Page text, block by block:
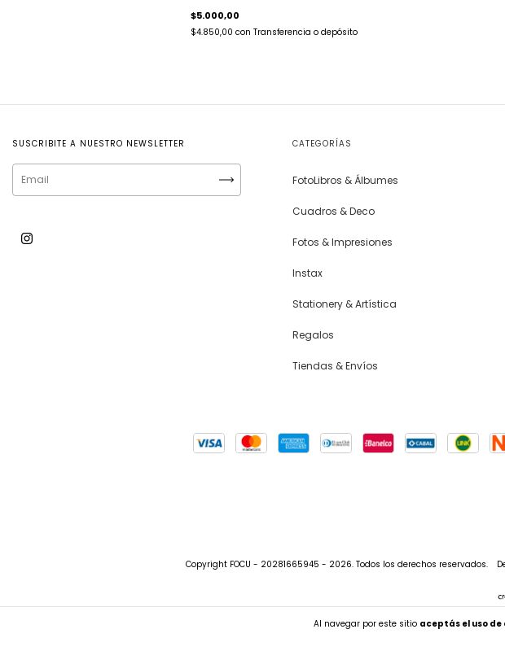
Al navegar por este sitio aceptás el uso de
$5.000,00
$4.850,00 con Transferencia o depósito
SUSCRIBITE A NUESTRO NEWSLETTER CATEGORÍAS
FotoLibros & Álbumes
Cuadros & Deco
Fotos & Impresiones
Instax
Stationery & Artística
Regalos
Tiendas & Envíos
Copyright FOCU - 20281665945 - 2026. Todos los derechos reservados.